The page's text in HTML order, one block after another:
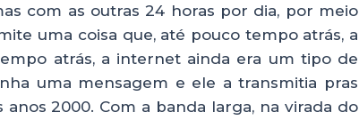
com as outras 24 horas por dia, por meio
uma coisa que, até pouco tempo atrás, a
atrás, a internet ainda era um tipo de
uma mensagem e ele a transmitia pras
2000. Com a banda larga, na virada do